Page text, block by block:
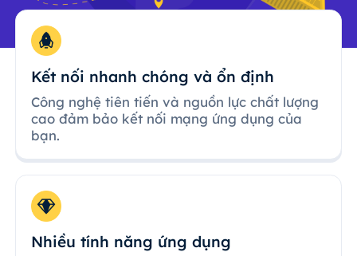
Kết nối nhanh chóng và ổn định
Công nghệ tiên tiến và nguồn lực chất lượng
cao đảm bảo kết nối mạng ứng dụng của
bạn.
Nhiều tính năng ứng dụng